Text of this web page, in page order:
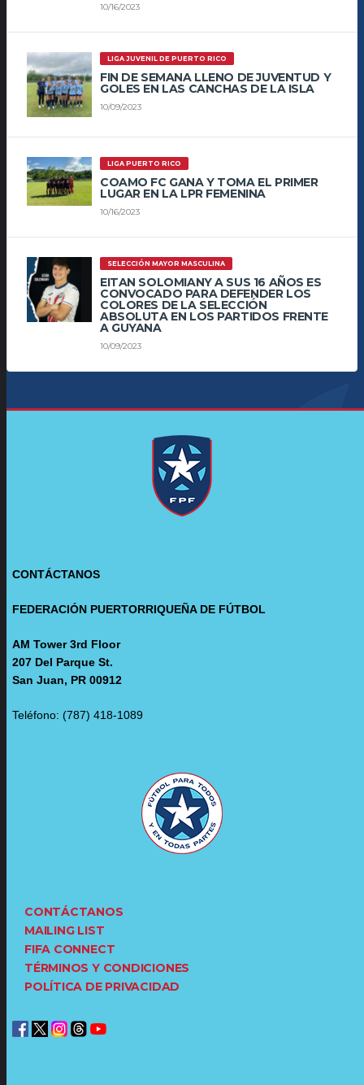
10/16/2023
LIGA JUVENIL DE PUERTO RICO
FIN DE SEMANA LLENO DE JUVENTUD Y
GOLES EN LAS CANCHAS DE LA ISLA
10/09/2023
LIGA PUERTO RICO
COAMO FC GANA Y TOMA EL PRIMER
LUGAR EN LA LPR FEMENINA
10/16/2023
SELECCIÓN MAYOR MASCULINA
EITAN SOLOMIANY A SUS 16 AÑOS ES
CONVOCADO PARA DEFENDER LOS
COLORES DE LA SELECCIÓN
ABSOLUTA EN LOS PARTIDOS FRENTE
A GUYANA
10/09/2023
CONTÁCTANOS
FEDERACIÓN PUERTORRIQUEÑA DE FÚTBOL
AM Tower 3rd Floor
207 Del Parque St.
San Juan, PR 00912
Teléfono: (787) 418-1089
CONTÁCTANOS
MAILING LIST
FIFA CONNECT
TÉRMINOS Y CONDICIONES
POLÍTICA DE PRIVACIDAD